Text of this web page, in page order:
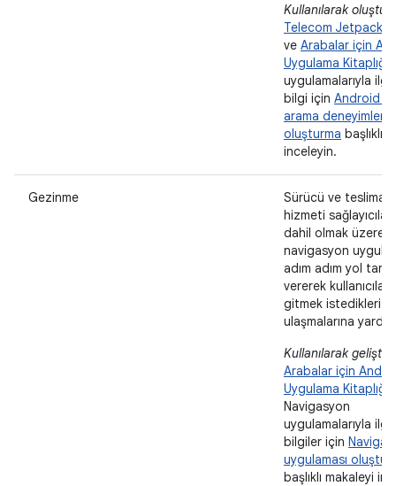
Kullanılarak
Telecom Jetpack
ve Arabalar için
Uygulama Kitaplığı
uygulamalarıyla
bilgi için Android
arama deneyimleri
oluşturma başlıklı
inceleyin.
Gezinme
Sürücü ve teslimat
hizmeti
dahil olmak üzere
navigasyon
adım adım yol tarifi
vererek
gitmek istedikleri
ulaşmalarına
Kullanılarak
Arabalar için
Uygulama Kitaplığı
Navigasyon
uygulamalarıyla
bilgiler için
uygulaması
başlıklı makaleyi